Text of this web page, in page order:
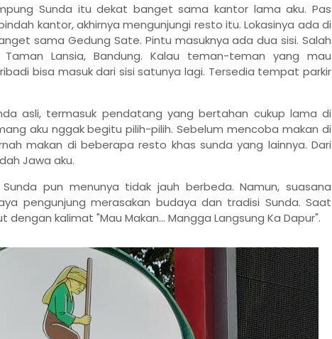
Sunda itu dekat banget sama kantor lama aku. Pas
kantor, akhirnya mengunjungi resto itu. Lokasinya ada di
sama Gedung Sate. Pintu masuknya ada dua sisi. Salah
Lansia, Bandung. Kalau teman-teman yang mau
bisa masuk dari sisi satunya lagi. Tersedia tempat parkir
asli, termasuk pendatang yang bertahan cukup lama di
aku nggak begitu pilih-pilih. Sebelum mencoba makan di
makan di beberapa resto khas sunda yang lainnya. Dari
Jawa aku.
pun menunya tidak jauh berbeda. Namun, suasana
pengunjung merasakan budaya dan tradisi Sunda. Saat
kalimat "Mau Makan... Mangga Langsung Ka Dapur".